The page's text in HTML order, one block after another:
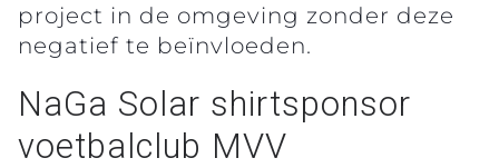
project in de omgeving zonder deze
negatief te beïnvloeden.
NaGa Solar shirtsponsor
voetbalclub MVV